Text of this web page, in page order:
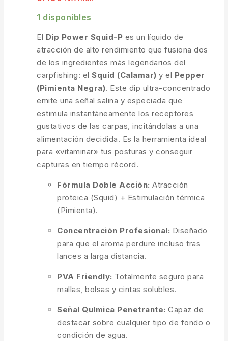
1 disponibles
El Dip Power Squid-P es un líquido de
atracción de alto rendimiento que fusiona dos
de los ingredientes más legendarios del
carpfishing: el Squid (Calamar) y el Pepper
(Pimienta Negra). Este dip ultra-concentrado
emite una señal salina y especiada que
estimula instantáneamente los receptores
gustativos de las carpas, incitándolas a una
alimentación decidida. Es la herramienta ideal
para «vitaminar» tus posturas y conseguir
capturas en tiempo récord.
Fórmula Doble Acción: Atracción
proteica (Squid) + Estimulación térmica
(Pimienta).
Concentración Profesional: Diseñado
para que el aroma perdure incluso tras
lances a larga distancia.
PVA Friendly: Totalmente seguro para
mallas, bolsas y cintas solubles.
Señal Química Penetrante: Capaz de
destacar sobre cualquier tipo de fondo o
condición de agua.